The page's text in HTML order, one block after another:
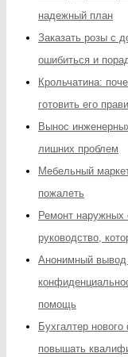
надежный план
Заказать розы с
ошибиться и
Крольчатина:
готовить его
Вынос
лишних проблем
Мебельный
пожалеть
Ремонт наружных
руководство,
Анонимный вывод
помощь
Бухгалтер
повышать